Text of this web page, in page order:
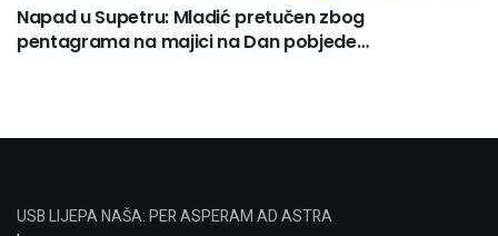
Napad u Supetru: Mladić pretučen zbog
pentagrama na majici na Dan pobjede…
USB LIJEPA NAŠA: PER ASPERAM AD ASTRA